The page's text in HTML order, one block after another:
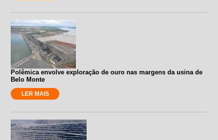
Polêmica envolve exploração de ouro nas margens da usina de
Belo Monte
LER MAIS